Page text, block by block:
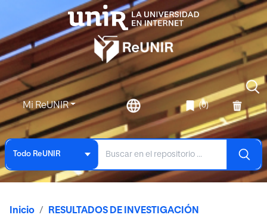
Mi ReUNIR (0)
Todo ReUNIR
Inicio
RESULTADOS DE INVESTIGACIÓN